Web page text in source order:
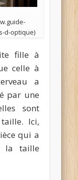
d-optique)
fille à
celle à
a
par une
sont
Ici,
qui a
la taille